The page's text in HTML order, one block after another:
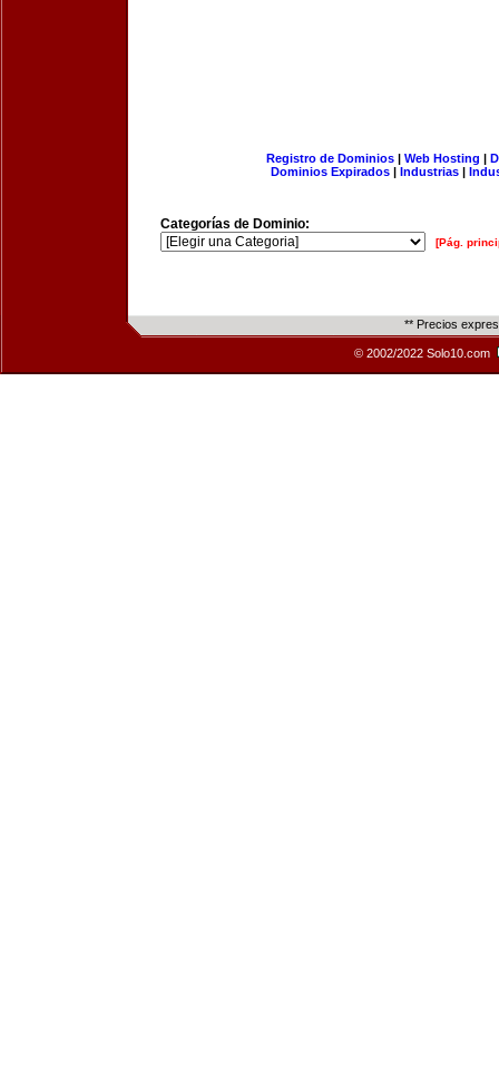
Registro de Dominios| Web Hosting |
Dominios Expirados | Industrias |
Categorías de Dominio:
[Pág.
** Precios
© 2002/2022 Solo10.com